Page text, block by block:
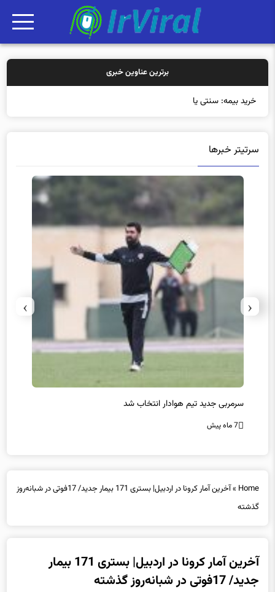
برترین عناوین خبری
خرید بیمه: سنتی یا آنلاین؟ کد
سرتیتر خبرها
سرمربی جدید تیم هوادار انتخاب شد
7 ماه پیش
‹
›
Home
»
آخرین آمار کرونا در اردبیل| بستری 171 بیمار جدید/ 17فوتی در شبانه‌روز
گذشته
آخرین آمار کرونا در اردبیل| بستری 171 بیمار
جدید/ 17فوتی در شبانه‌روز گذشته